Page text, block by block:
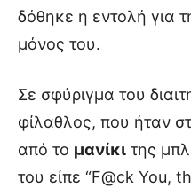
δόθηκε η εντολή για
μόνος του.
Σε σφύριγμα του
φίλαθλος, που ήταν
από το μανίκι της
του είπε “F@ck You,